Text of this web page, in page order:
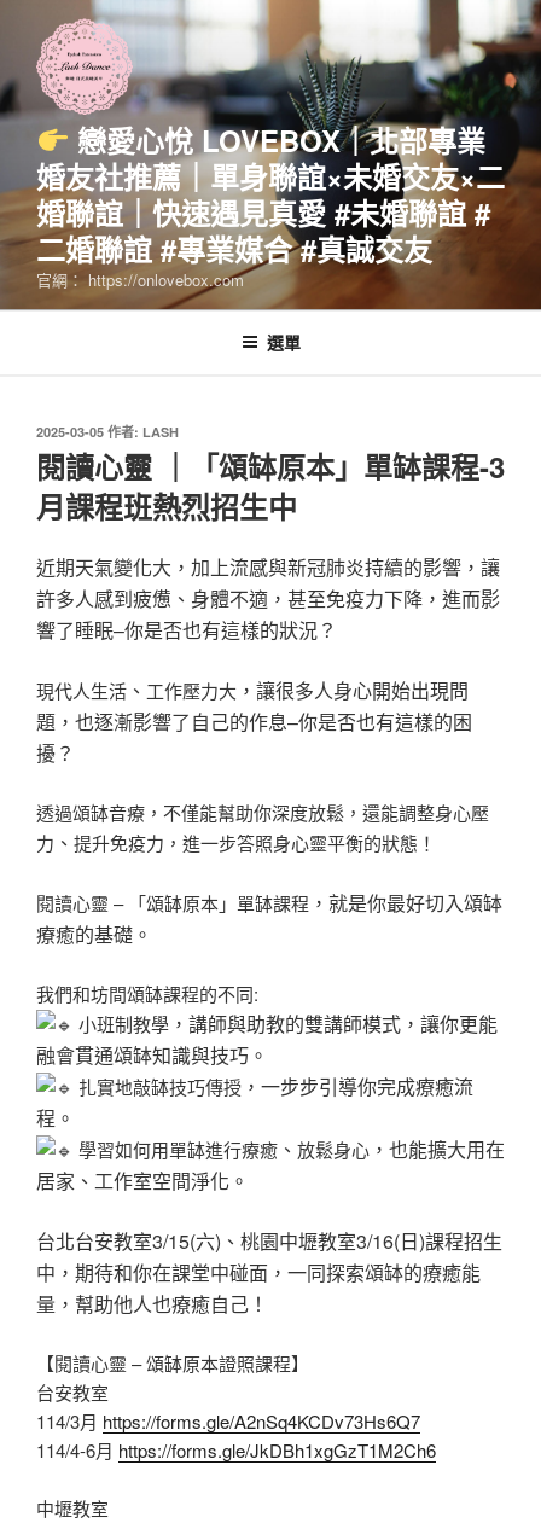
要
戀愛心悅 LOVEBOX｜北部專業
婚友社推薦｜單身聯誼×未婚交友×二
婚聯誼｜快速遇見真愛 #未婚聯誼 #
二婚聯誼 #專業媒合 #真誠交友
官網： https://onlovebox.com
選單
發
佈
於
2025-03-05 作者: LASH
閱讀心靈 ｜「頌缽原本」單缽課程-3
月課程班熱烈招生中
近期天氣變化大，加上流感與新冠肺炎持續的影響，讓
許多人感到疲憊、身體不適，甚至免疫力下降，進而影
響了睡眠–你是否也有這樣的狀況？
現代人生活 、 工作壓力大 ，讓很多人身心開始出現問
題，也逐漸影響了自己的作息–你是否也有這樣的困
擾？
透過頌缽音療，不僅能幫助你深度放鬆，還能調整身心壓
力 、 提升免疫力，進一步答照身心靈平衡的狀態！
閱讀心靈 – 「頌缽原本」單缽課程 ，就是你最好切入頌缽
療癒的基礎。
我們和坊間頌缽課程的不同:
小班制教學 ，講師與助教的雙講師模式，讓你更能
融會貫通頌缽知識與技巧。
扎實地敲缽技巧傳授 ，一步步引導你完成療癒流
程。
學習如何用單缽進行療癒 、 放鬆身心 ，也能擴大用在
居家、工作室空間淨化。
台北台安教室3/15(六)、桃園中壢教室3/16(日)課程招生
中，期待和你在課堂中碰面，一同探索頌缽的療癒能
量，幫助他人也療癒自己！
【閱讀心靈 – 頌缽原本證照課程】
台安教室
114/3月 https://forms.gle/A2nSq4KCDv73Hs6Q7
114/4-6月 https://forms.gle/JkDBh1xgGzT1M2Ch6
中壢教室